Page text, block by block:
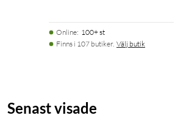
Online: 100+ st
Finns i 107 butiker. Välj butik
Senast visade